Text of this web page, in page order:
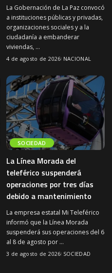
La Gobernación de La Paz convocó
a instituciones públicas y privadas,
organizaciones sociales y a la
ciudadanía a embanderar
viviendas, ...
4 de agosto de 2026 NACIONAL
SOCIEDAD
La Línea Morada del
teleférico suspenderá
operaciones por tres días
debido a mantenimiento
La empresa estatal Mi Teleférico
informó que la Línea Morada
suspenderá sus operaciones del 6
al 8 de agosto por ...
3 de agosto de 2026 SOCIEDAD